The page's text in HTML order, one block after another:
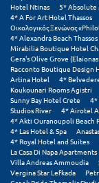
Σποράδες
Σύβοτα
Σύμη
Σύρος
Σχοινούσα
Τ
Τζουμέρκα
Hotel Ntinas
5* Absolute
4* A For Art Hotel Thassos
Οικολογικός Ξενώνας
4* Alexandra Beach Thassos
Mirabilia Boutique Hotel
Gera's Olive Grove
Racconto Boutique Design
Artina Hotel
4*
Koukounari Rooms Agistri
Sunny Bay Hotel Crete
4*
Studios River
4* Airotel
4* Akti Ouranoupoli Beach
4* Las Hotel & Spa
4* Royal Hotel and Suites
La Casa Di Napa Apartments
Villa Andreas Ammoudia
Vergina Star Lefkada